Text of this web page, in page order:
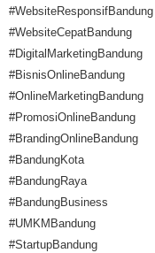
#WebsiteResponsifBandung
#WebsiteCepatBandung
#DigitalMarketingBandung
#BisnisOnlineBandung
#OnlineMarketingBandung
#PromosiOnlineBandung
#BrandingOnlineBandung
#BandungKota
#BandungRaya
#BandungBusiness
#UMKMBandung
#StartupBandung